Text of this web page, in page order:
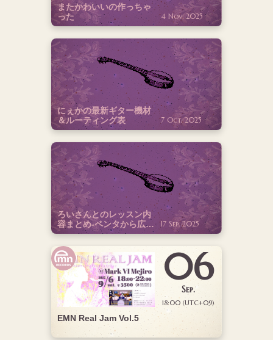
またかわいいの作っちゃ
った
4 Nov. 2025
にぇかの最新ギター機材
＆ルーティング表
7 Oct. 2025
ろいさんとのレッスン内
容まとめ-ペンタから広げ
るジャズギター♪
17 Sep. 2025
EMN Real Jam Vol.5
06
Sep.
18:00 (UTC+09)